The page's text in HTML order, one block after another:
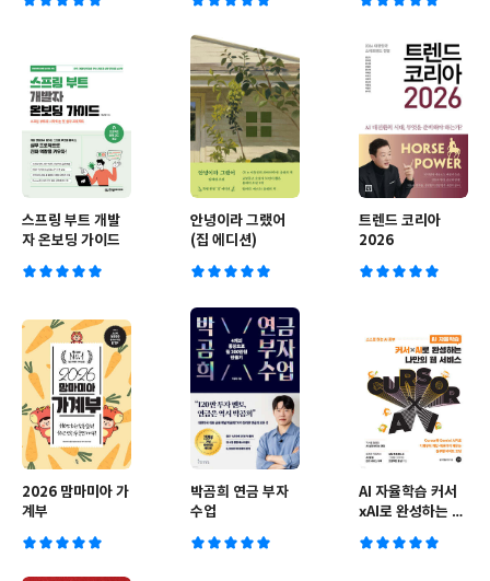
스프링 부트 개발
자 온보딩 가이드
안녕이라 그랬어
(집 에디션)
트렌드 코리아
2026
2026 맘마미아 가
계부
박곰희 연금 부자
수업
AI 자율학습 커서
ⅹAI로 완성하는 나